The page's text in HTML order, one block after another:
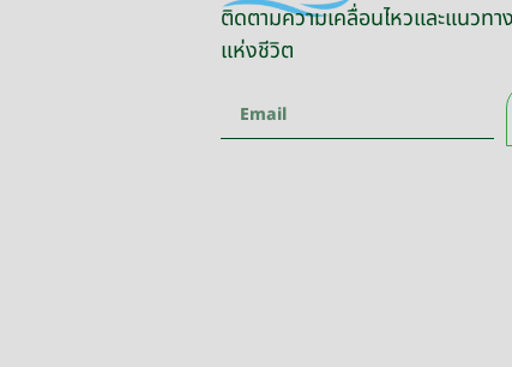
ติดตามความเคลื่อนไหวและแนวท
แห่งชีวิต